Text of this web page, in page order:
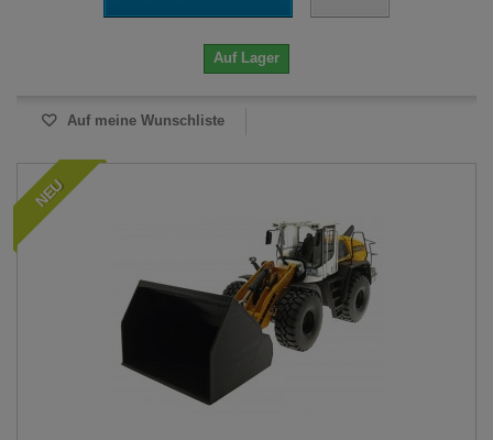
Auf Lager
Auf meine Wunschliste
NEU